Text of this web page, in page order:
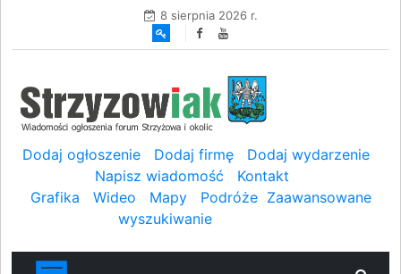
8 sierpnia 2026 r.
Dodaj ogłoszenie Dodaj firmę
Dodaj wydarzenie
Napisz wiadomość
Kontakt
Grafika
Wideo Mapy Podróże Zaawansowane
wyszukiwanie